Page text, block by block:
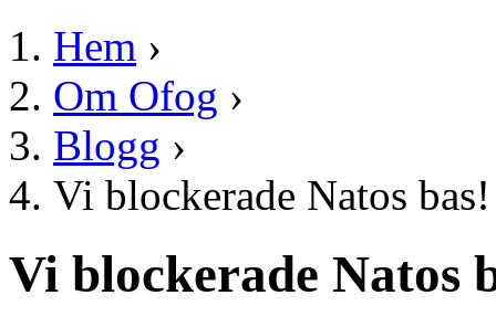
Hem ›
Om Ofog ›
Blogg ›
Vi blockerade Natos bas!
Vi blockerade Natos